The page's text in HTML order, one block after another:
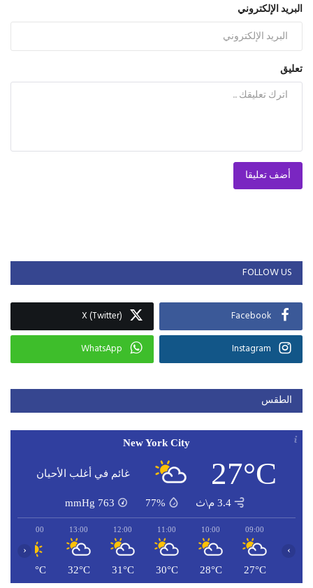
البريد الإلكتروني
تعليق
أضف تعليقا
FOLLOW US
Facebook
X (Twitter)
Instagram
WhatsApp
الطقس
New York City
27°C غائم في أغلب الأحيان
3.4 م\ث 77%
763
mmHg
09:00
27°C
10:00
28°C
11:00
30°C
12:00
31°C
13:00
32°C
14:00
32°C
‹ ›